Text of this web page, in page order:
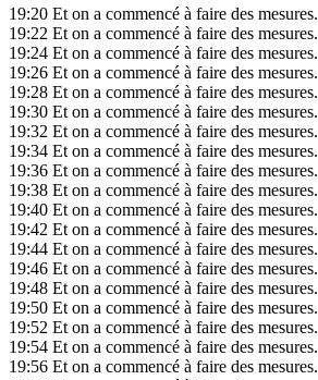
19:20 Et on a commencé à faire des mesures.
19:22 Et on a commencé à faire des mesures.
19:24 Et on a commencé à faire des mesures.
19:26 Et on a commencé à faire des mesures.
19:28 Et on a commencé à faire des mesures.
19:30 Et on a commencé à faire des mesures.
19:32 Et on a commencé à faire des mesures.
19:34 Et on a commencé à faire des mesures.
19:36 Et on a commencé à faire des mesures.
19:38 Et on a commencé à faire des mesures.
19:40 Et on a commencé à faire des mesures.
19:42 Et on a commencé à faire des mesures.
19:44 Et on a commencé à faire des mesures.
19:46 Et on a commencé à faire des mesures.
19:48 Et on a commencé à faire des mesures.
19:50 Et on a commencé à faire des mesures.
19:52 Et on a commencé à faire des mesures.
19:54 Et on a commencé à faire des mesures.
19:56 Et on a commencé à faire des mesures.